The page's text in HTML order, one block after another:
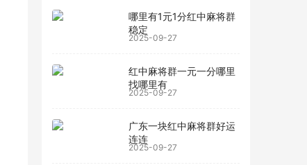
哪里有1元1分红中麻将群
稳定
2025-09-27
红中麻将群一元一分哪里
找哪里有
2025-09-27
广东一块红中麻将群好运
连连
2025-09-27